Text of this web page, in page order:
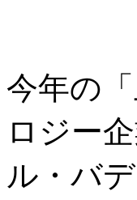
今年の
ロジー
ル・バ